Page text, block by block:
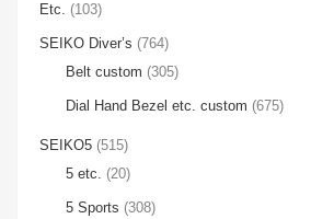
Etc. (103)
SEIKO Diver’s (764)
Belt custom (305)
Dial Hand Bezel etc. custom (675)
SEIKO5 (515)
5 etc.
(20)
5 Sports (308)